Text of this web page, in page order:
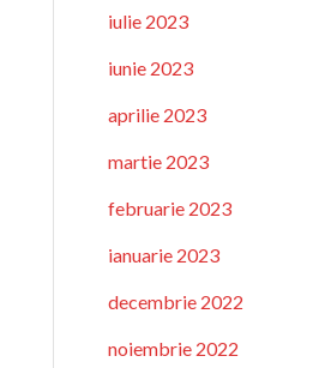
iulie 2023
iunie 2023
aprilie 2023
martie 2023
februarie 2023
ianuarie 2023
decembrie 2022
noiembrie 2022